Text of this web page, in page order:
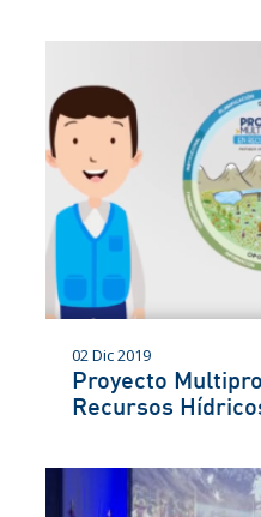
02 Dic 2019
Proyecto
Recursos